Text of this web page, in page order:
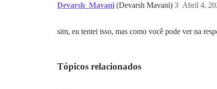
Devarsh_Mavani (Devarsh Mavani) Abril 4,
3
sim, eu tentei isso, mas como você pode ver na
Tópicos relacionados